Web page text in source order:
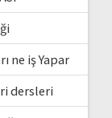
ne iş Yapar
dersleri